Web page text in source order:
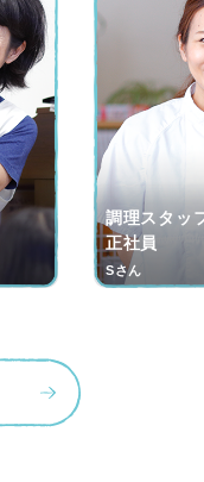
調理スタッ
正社員
Sさん